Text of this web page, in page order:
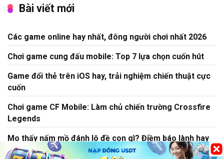
Bài viết mới
Các game online hay nhất, đông người chơi nhất 2026
Chơi game cung đấu mobile: Top 7 lựa chọn cuốn hút
Game đổi thẻ trên iOS hay, trải nghiệm chiến thuật cực
cuốn
Chơi game CF Mobile: Làm chủ chiến trường Crossfire
Legends
Mo thấy nấm mồ đánh lô đề con gì? Điềm báo lành hay
dữ?